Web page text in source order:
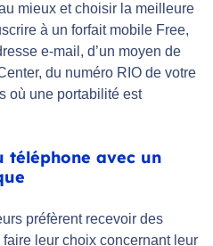
mieux et choisir la meilleure
à un forfait mobile Free,
e-mail, d’un moyen de
du numéro RIO de votre
où une portabilité est
téléphone avec un
préfèrent recevoir des
leur choix concernant leur